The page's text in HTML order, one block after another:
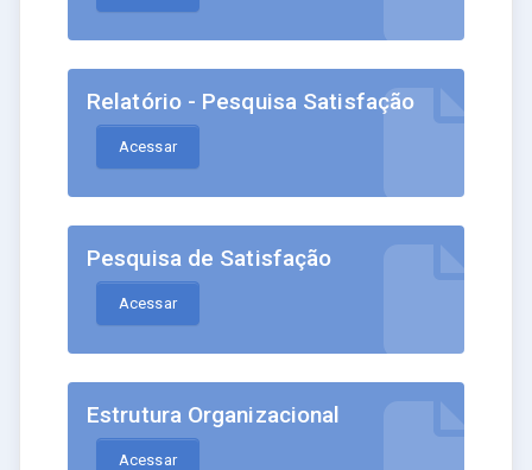
Relatório - Pesquisa Satisfação
Acessar
Pesquisa de Satisfação
Acessar
Estrutura Organizacional
Acessar